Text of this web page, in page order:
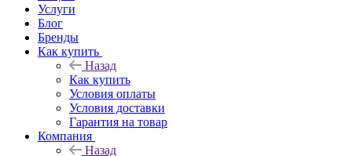
Услуги
Блог
Бренды
Как купить
Назад
Как купить
Условия оплаты
Условия доставки
Гарантия на товар
Компания
Назад